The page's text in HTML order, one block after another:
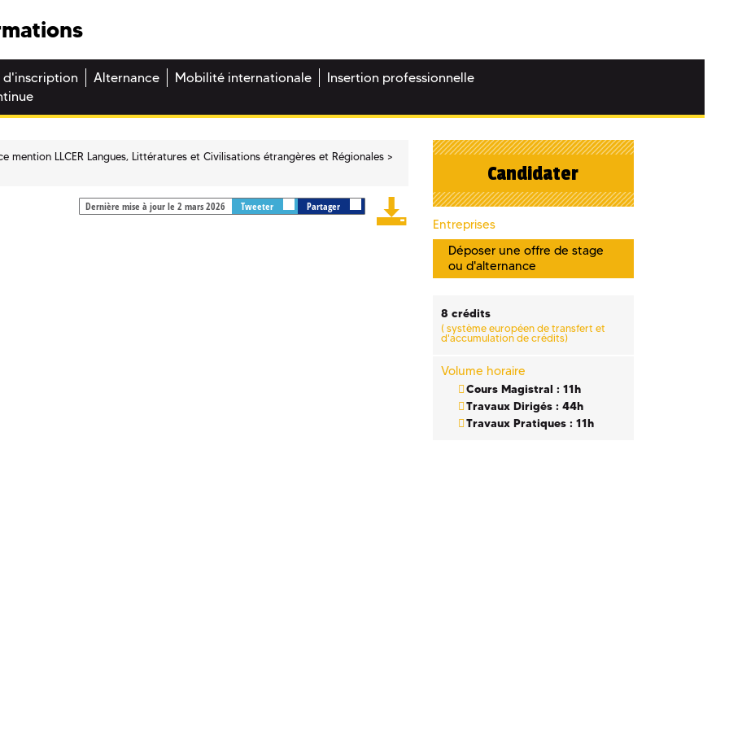
d'inscription Alternance Mobilité internationale
Insertion professionnelle
mention LLCER Langues, Littératures et Civilisations étrangères et Régionales
Dernière mise à jour le 2 mars 2026 Tweeter Partager
Candidater
Entreprises
Déposer une offre de stage
ou d'alternance
8 crédits
(système européen de transfert et
d'accumulation de crédits)
Volume horaire
Cours Magistral : 11h
Travaux Dirigés : 44h
Travaux Pratiques : 11h